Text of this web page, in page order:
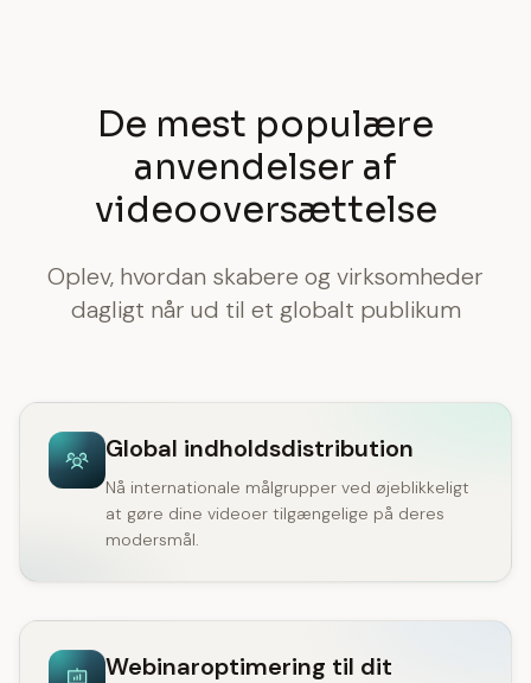
De mest populære
anvendelser af
videooversættelse
Oplev, hvordan skabere og virksomheder
dagligt når ud til et globalt publikum
Global indholdsdistribution
Nå internationale målgrupper ved øjeblikkeligt
at gøre dine videoer tilgængelige på deres
modersmål.
Webinaroptimering til dit